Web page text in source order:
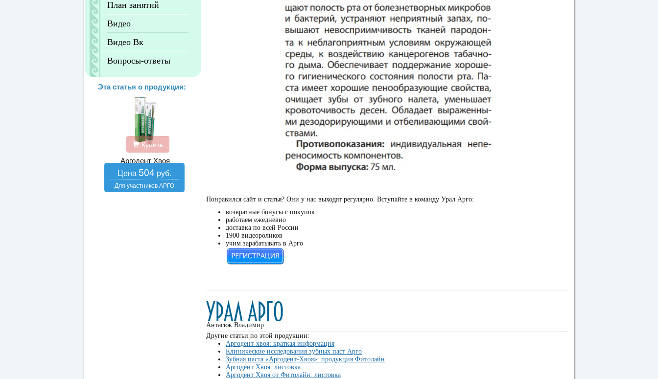
План занятий
Видео
Видео Вк
Вопросы-ответы
Эта статья о продукции:
Купить
Аргодент Хвоя
504
Понравился сайт и статья? Они у нас выходят регулярно. Вступайте в команду Урал Арго:
возвратные бонусы с покупок
работаем ежедневно
доставка по всей России
1900 видеороликов
учим зарабатывать в Арго
Антасюк Владимир
Другие статьи по этой продукции:
Аргодент-хвоя: краткая информация
Клинические исследования зубных паст Арго
Зубная паста «Аргодент-Хвоя»: продукция Фитолайн
Аргодент Хвоя: листовка
Аргодент Хвоя от Фитолайн: листовка